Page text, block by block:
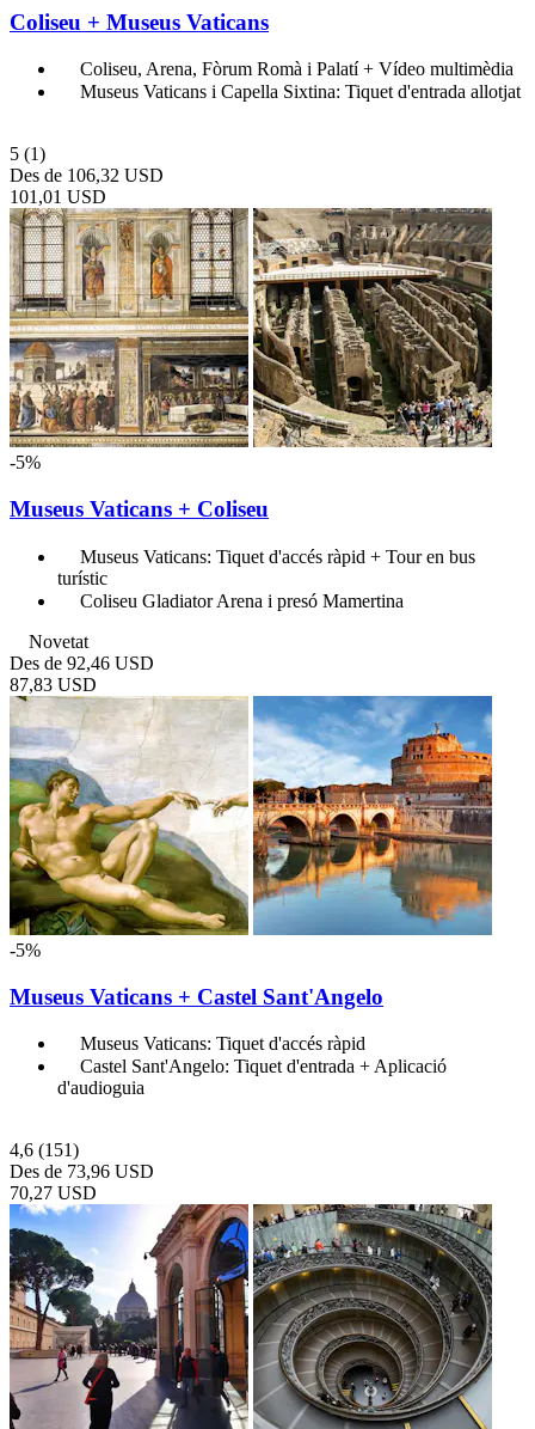
Coliseu + Museus Vaticans
Coliseu, Arena, Fòrum Romà i Palatí + Vídeo multimèdia
Museus Vaticans i Capella Sixtina: Tiquet d'entrada allotjat
5 (1)
Des de 106,32 USD
101,01 USD
-5%
Museus Vaticans + Coliseu
Museus Vaticans: Tiquet d'accés ràpid + Tour en bus
turístic
Coliseu Gladiator Arena i presó Mamertina
Novetat
Des de 92,46 USD
87,83 USD
-5%
Museus Vaticans + Castel Sant'Angelo
Museus Vaticans: Tiquet d'accés ràpid
Castel Sant'Angelo: Tiquet d'entrada + Aplicació
d'audioguia
4,6 (151)
Des de 73,96 USD
70,27 USD